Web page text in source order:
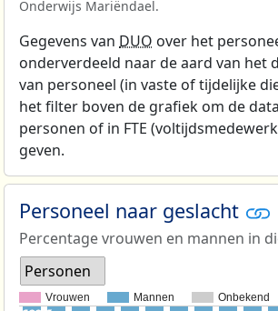
Onderwijs Mariëndael.
Gegevens van DUO over het
onderverdeeld naar de aard van het
van personeel (in vaste of tijdelijke
het filter boven de grafiek om de
personen of in FTE
geven.
Personeel naar geslacht
Percentage vrouwen en mannen in
Personen
Vrouwen Mannen Onbekend